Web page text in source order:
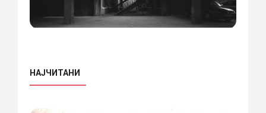
НАЈЧИТАНИ